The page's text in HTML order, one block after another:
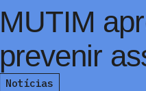
MUTIM
prevenir
Notícias